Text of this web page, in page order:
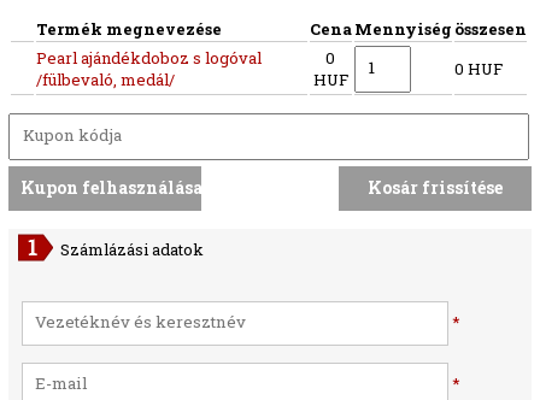
Termék megnevezése
CenaMennyiség összesen
Pearl ajándékdoboz s logóval
/fülbevaló, medál/
0
HUF
0 HUF
Számlázási adatok
*
*